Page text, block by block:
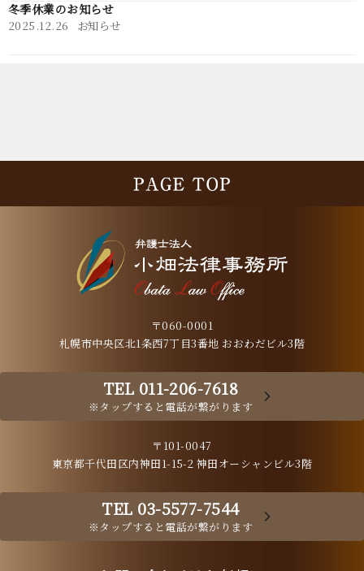
2025.12.26 お知らせ
冬季休業のお知らせ
〒060-0001
札幌市中央区北1条西7丁目3番地 おおわだビル3階
TEL 011-206-7618
※タップすると電話が繋がります
〒101-0047
東京都千代田区内神田1-15-2 神田オーシャンビル3階
TEL 03-5577-7544
※タップすると電話が繋がります